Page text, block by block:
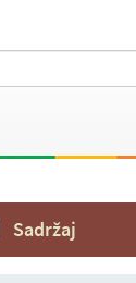
Sadržaj